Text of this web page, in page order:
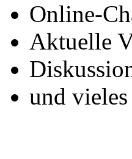
Online-
Aktuelle
und